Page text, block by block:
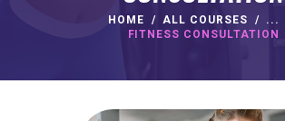
HOME ALL COURSES
...
FITNESS CONSULTATION